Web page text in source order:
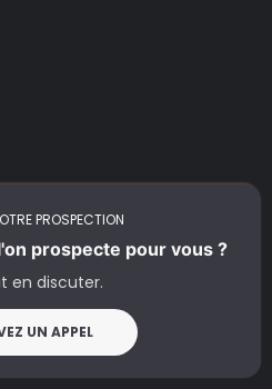
PROSPECTION
prospecte pour vous ?
en discuter.
UN APPEL